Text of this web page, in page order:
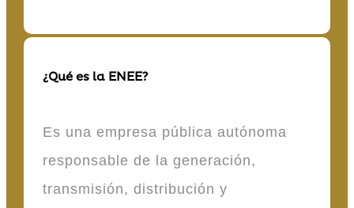
¿Qué es la ENEE?
Es una empresa pública autónoma
responsable de la generación,
transmisión, distribución y